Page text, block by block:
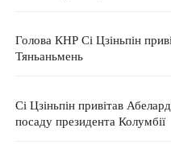
Голова КНР Сі Цзіньпін
Тяньаньмень
Сі Цзіньпін привітав
посаду президента Колумбії